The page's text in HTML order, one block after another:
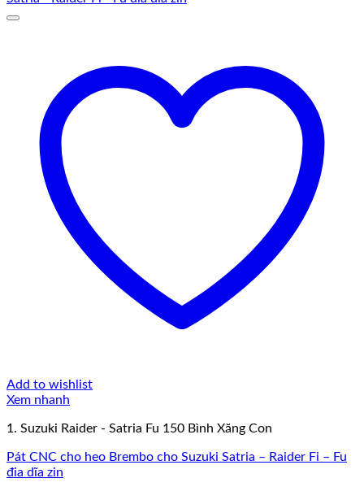
Add to wishlist
Xem nhanh
1. Suzuki Raider - Satria Fu 150 Bình Xăng Con
Pát CNC cho heo Brembo cho Suzuki Satria – Raider Fi – Fu
đia dĩa zin